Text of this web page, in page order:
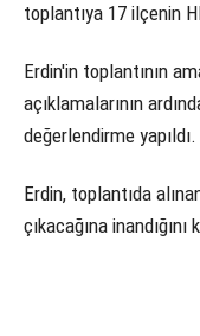
toplantıya 17 ilçenin
Erdin'in toplantının
açıklamalarının
değerlendirme yapıldı.
Erdin, toplantıda
çıkacağına